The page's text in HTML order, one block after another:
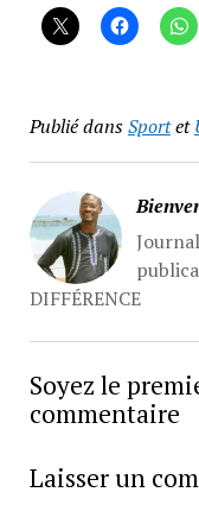
Publié dansSportet
DIFFÉRENCE
Soyez le
commentaire
Laisser un